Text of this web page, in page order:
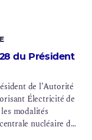
du Président
de l’Autorité
Électricité de
modalités
nucléaire du